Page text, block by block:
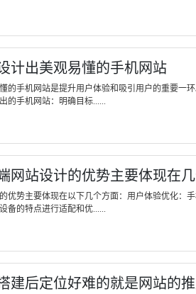
计出美观易懂的手机网站
的手机网站是提升用户体验和吸引用户的重要一
的手机网站：明确目标......
网站设计的优势主要体现在
优势主要体现在以下几个方面：用户体验优化：
备的特点进行适配和优......
建后定位好难的就是网站的